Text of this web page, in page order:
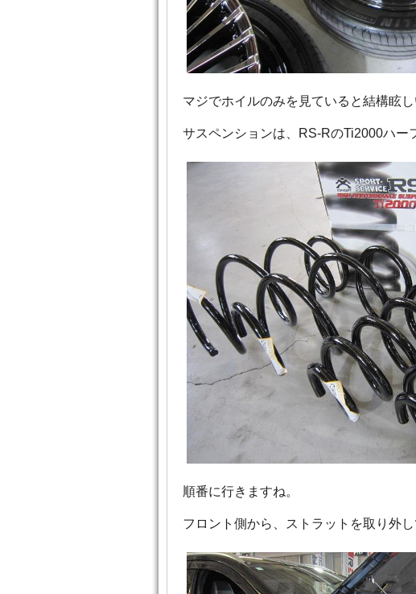
マジでホイルのみを見ていると結構眩し
サスペンションは、RS-RのTi2000ハー
順番に行きますね。
フロント側から、ストラットを取り外し